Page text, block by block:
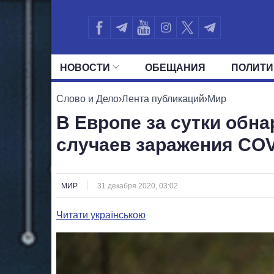
НОВОСТИ ОБЕЩАНИЯ
ВСЕ ПОЛИТИКИ ПРЕЗИДЕНТ И
Слово и Дело›Лента публикаций›Мир
В Европе за сутки
случаев заражения
МИР 31 декабря 2020, 03:02
Читати українською